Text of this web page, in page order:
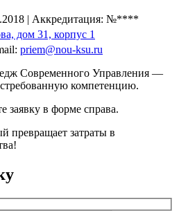
| Аккредитация: №****
дом 31, корпус 1
priem@nou-ksu.ru
Современного Управления —
компетенцию.
заявку в форме справа.
превращает затраты в